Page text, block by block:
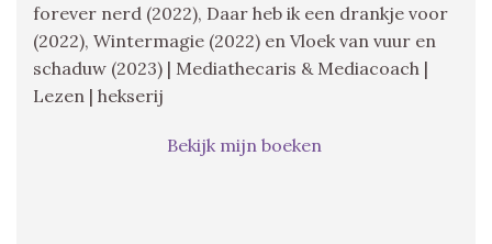
forever nerd (2022), Daar heb ik een drankje voor
(2022), Wintermagie (2022) en Vloek van vuur en
schaduw (2023) | Mediathecaris & Mediacoach |
Lezen | hekserij
Bekijk mijn boeken